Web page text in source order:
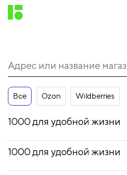
Все Ozon Wildberries
1000 для удобной жизни
1000 для удобной жизни